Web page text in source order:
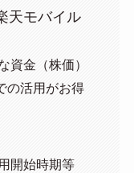
天モバイル
資金（株価）
の活用がお得
開始時期等